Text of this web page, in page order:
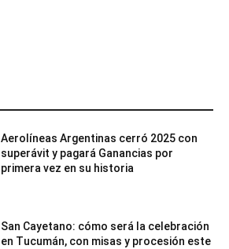
Aerolíneas Argentinas cerró 2025 con
superávit y pagará Ganancias por
primera vez en su historia
San Cayetano: cómo será la celebración
en Tucumán, con misas y procesión este